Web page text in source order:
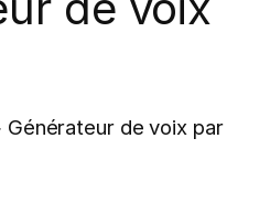
Générateur de voix par